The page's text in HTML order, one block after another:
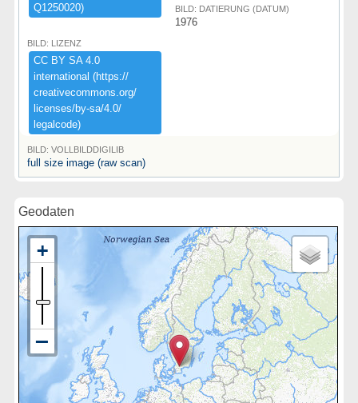
Q1250020)​
BILD: DATIERUNG (DATUM)
1976
BILD: LIZENZ
CC ​BY ​SA ​4.​0 ​
international ​(​https:​/​/​
creativecommons.​org/​
licenses/​by-​sa/​4.​0/​
legalcode)​
BILD: VOLLBILDDIGILIB
full size image (raw scan)
Geodaten